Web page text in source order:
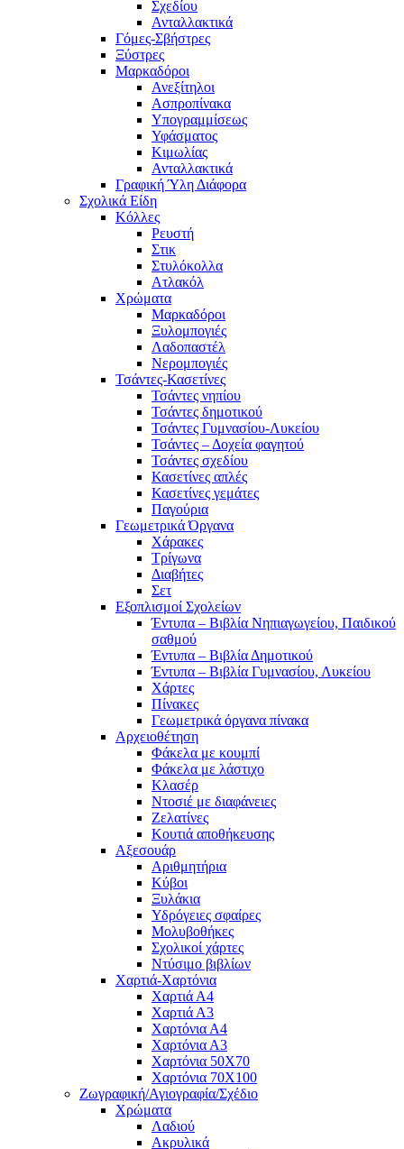
Σχεδίου
Ανταλλακτικά
Γόμες-Σβήστρες
Ξύστρες
Μαρκαδόροι
Ανεξίτηλοι
Ασπροπίνακα
Υπογραμμίσεως
Υφάσματος
Κιμωλίας
Ανταλλακτικά
Γραφική Ύλη Διάφορα
Σχολικά Είδη
Κόλλες
Ρευστή
Στικ
Στυλόκολλα
Ατλακόλ
Χρώματα
Μαρκαδόροι
Ξυλομπογιές
Λαδοπαστέλ
Νερομπογιές
Τσάντες-Κασετίνες
Τσάντες νηπίου
Τσάντες δημοτικού
Τσάντες Γυμνασίου-Λυκείου
Τσάντες – Δοχεία φαγητού
Τσάντες σχεδίου
Κασετίνες απλές
Κασετίνες γεμάτες
Παγούρια
Γεωμετρικά Όργανα
Χάρακες
Τρίγωνα
Διαβήτες
Σετ
Εξοπλισμοί Σχολείων
Έντυπα – Βιβλία Νηπιαγωγείου, Παιδικού
σαθμού
Έντυπα – Βιβλία Δημοτικού
Έντυπα – Βιβλία Γυμνασίου, Λυκείου
Χάρτες
Πίνακες
Γεωμετρικά όργανα πίνακα
Αρχειοθέτηση
Φάκελα με κουμπί
Φάκελα με λάστιχο
Κλασέρ
Ντοσιέ με διαφάνειες
Ζελατίνες
Κουτιά αποθήκευσης
Αξεσουάρ
Αριθμητήρια
Κύβοι
Ξυλάκια
Υδρόγειες σφαίρες
Μολυβοθήκες
Σχολικοί χάρτες
Ντύσιμο βιβλίων
Χαρτιά-Χαρτόνια
Χαρτιά Α4
Χαρτιά Α3
Χαρτόνια Α4
Χαρτόνια Α3
Χαρτόνια 50Χ70
Χαρτόνια 70Χ100
Ζωγραφική/Αγιογραφία/Σχέδιο
Χρώματα
Λαδιού
Ακρυλικά